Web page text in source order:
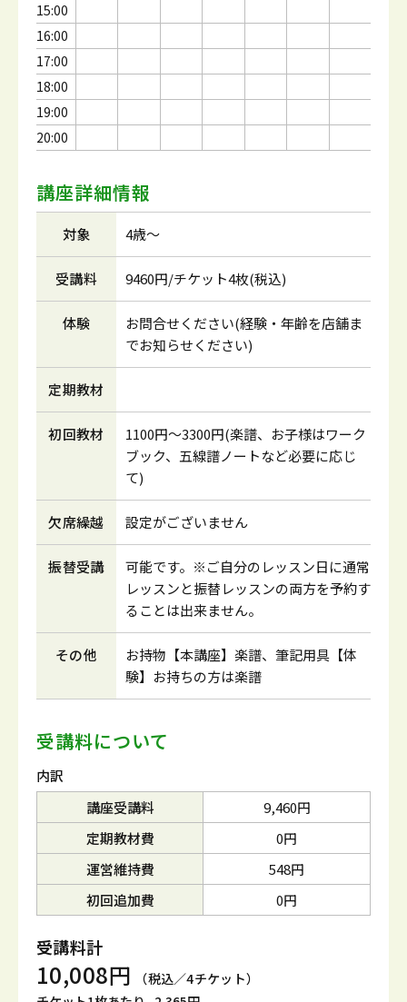
15:00
16:00
17:00
18:00
19:00
20:00
講座詳細情報
対象 4歳～
受講料 9460円/チケット4枚(税込)
体験
お問合せください(経験・年齢を店舗ま
でお知らせください)
定期教材
初回教材
1100円～3300円(楽譜、お子様はワーク
ブック、五線譜ノートなど必要に応じ
て)
欠席繰越 設定がございません
振替受講
可能です。※ご自分のレッスン日に通常
レッスンと振替レッスンの両方を予約す
ることは出来ません。
その他
お持物【本講座】楽譜、筆記用具【体
験】お持ちの方は楽譜
受講料について
内訳
講座受講料
9,460円
定期教材費
0円
運営維持費
548円
初回追加費
0円
受講料計
10,008円
（税込／4チケット）